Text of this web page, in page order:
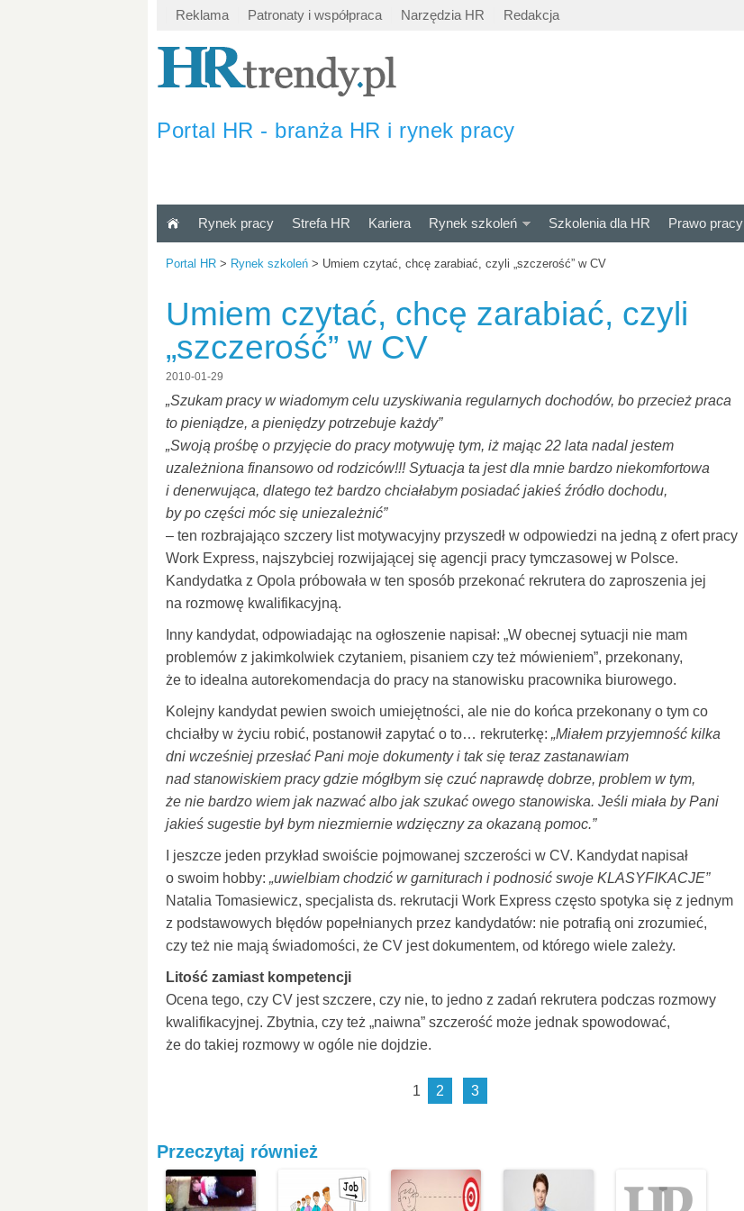
Reklama Patronaty i współpraca Narzędzia HR Redakcja
Portal HR - branża HR i rynek pracy
Rynek pracy Strefa HR Kariera Rynek szkoleń Szkolenia dla HR Prawo pracy
Portal HR > Rynek szkoleń > Umiem czytać, chcę zarabiać, czyli „szczerość” w CV
Umiem czytać, chcę zarabiać, czyli
„szczerość” w CV
2010-01-29
„Szukam pracy w wiadomym celu uzyskiwania regularnych dochodów, bo przecież praca
to pieniądze, a pieniędzy potrzebuje każdy”
„Swoją prośbę o przyjęcie do pracy motywuję tym, iż mając 22 lata nadal jestem
uzależniona finansowo od rodziców!!! Sytuacja ta jest dla mnie bardzo niekomfortowa
i denerwująca, dlatego też bardzo chciałabym posiadać jakieś źródło dochodu,
by po części móc się uniezależnić”
– ten rozbrajająco szczery list motywacyjny przyszedł w odpowiedzi na jedną z ofert pracy
Work Express, najszybciej rozwijającej się agencji pracy tymczasowej w Polsce.
Kandydatka z Opola próbowała w ten sposób przekonać rekrutera do zaproszenia jej
na rozmowę kwalifikacyjną.
Inny kandydat, odpowiadając na ogłoszenie napisał: „W obecnej sytuacji nie mam
problemów z jakimkolwiek czytaniem, pisaniem czy też mówieniem”, przekonany,
że to idealna autorekomendacja do pracy na stanowisku pracownika biurowego.
Kolejny kandydat pewien swoich umiejętności, ale nie do końca przekonany o tym co
chciałby w życiu robić, postanowił zapytać o to… rekruterkę: „Miałem przyjemność kilka
dni wcześniej przesłać Pani moje dokumenty i tak się teraz zastanawiam
nad stanowiskiem pracy gdzie mógłbym się czuć naprawdę dobrze, problem w tym,
że nie bardzo wiem jak nazwać albo jak szukać owego stanowiska. Jeśli miała by Pani
jakieś sugestie był bym niezmiernie wdzięczny za okazaną pomoc.”
I jeszcze jeden przykład swoiście pojmowanej szczerości w CV. Kandydat napisał
o swoim hobby: „uwielbiam chodzić w garniturach i podnosić swoje KLASYFIKACJE”
Natalia Tomasiewicz, specjalista ds. rekrutacji Work Express często spotyka się z jednym
z podstawowych błędów popełnianych przez kandydatów: nie potrafią oni zrozumieć,
czy też nie mają świadomości, że CV jest dokumentem, od którego wiele zależy.
Litość zamiast kompetencji
Ocena tego, czy CV jest szczere, czy nie, to jedno z zadań rekrutera podczas rozmowy
kwalifikacyjnej. Zbytnia, czy też „naiwna” szczerość może jednak spowodować,
że do takiej rozmowy w ogóle nie dojdzie.
1 2 3
Przeczytaj również